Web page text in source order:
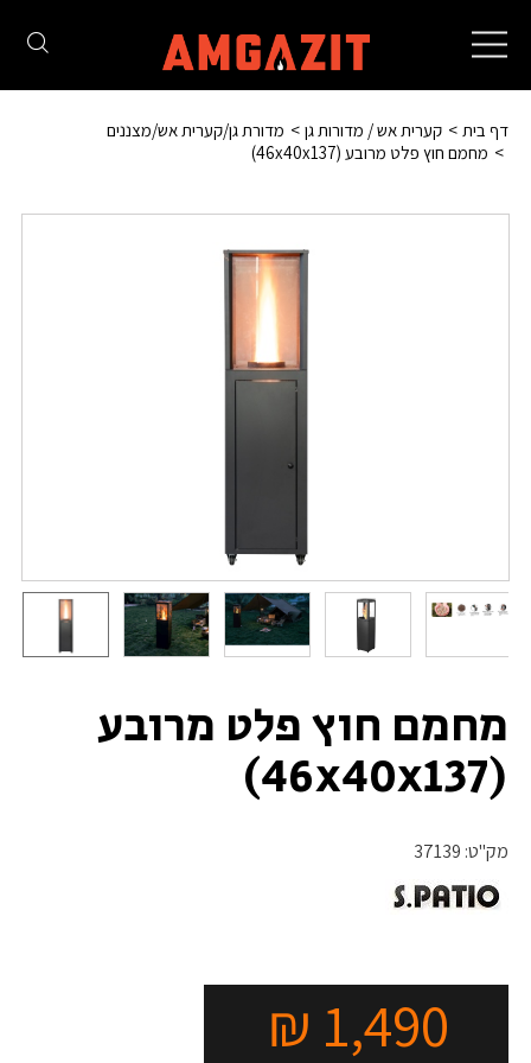
Toggle
navigation
דף בית קערית אש / מדורות גן
מדורת גן/קערית אש/מצננים
מחמם חוץ פלט מרובע (46x40x137)
מחמם חוץ פלט מרובע
(46x40x137)
מק"ט: 37139
1,490
₪